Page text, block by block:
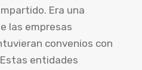
Era una
las empresas
convenios con
entidades